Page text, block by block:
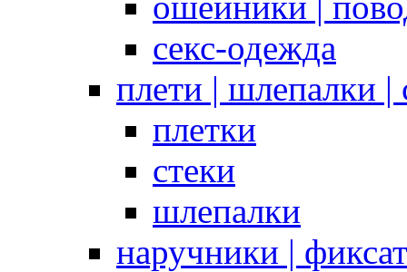
секс-одежда
плети | шлепалки |
плетки
стеки
шлепалки
наручники |